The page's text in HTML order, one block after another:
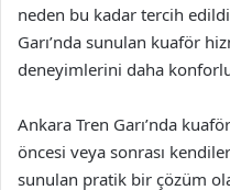
neden bu kadar tercih
Garı’nda sunulan kuaför
deneyimlerini daha
Ankara Tren Garı’nda
öncesi veya sonrası
sunulan pratik bir çözüm